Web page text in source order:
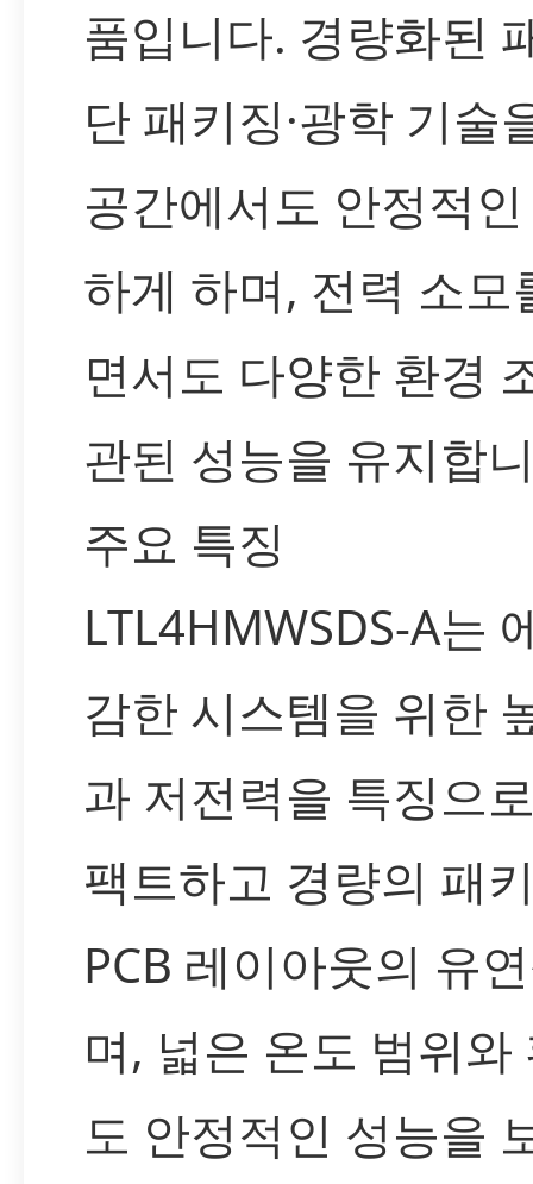
품입니다. 경량화된
단 패키징·광학 기술
공간에서도 안정적
하게 하며, 전력 소모
면서도 다양한 환경
관된 성능을 유지합
주요 특징
LTL4HMWSDS-A는
감한 시스템을 위한
과 저전력을 특징으
팩트하고 경량의 패
PCB 레이아웃의 유
며, 넓은 온도 범위와
도 안정적인 성능을